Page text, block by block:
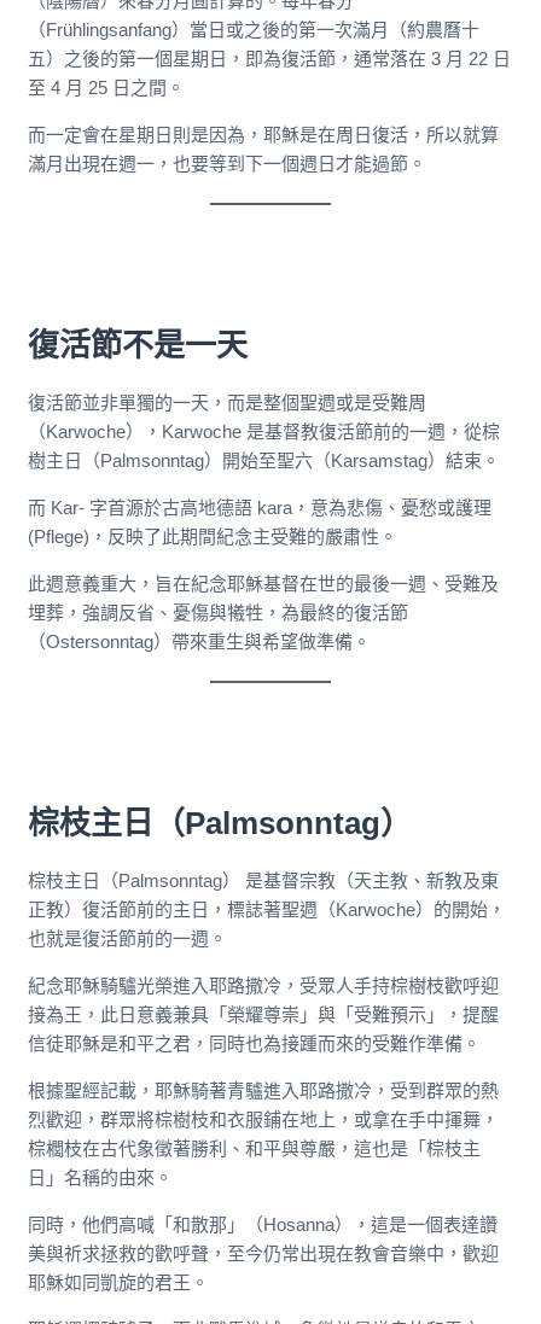
（Frühlingsanfang）當日或之後的第一次滿月（約農曆十
五）之後的第一個星期日，即為復活節，通常落在 3 月 22 日
至 4 月 25 日之間。
而一定會在星期日則是因為，耶穌是在周日復活，所以就算
滿月出現在週一，也要等到下一個週日才能過節。
復活節不是一天
復活節並非單獨的一天，而是整個聖週或是受難周
（Karwoche），Karwoche 是基督教復活節前的一週，從棕
樹主日（Palmsonntag）開始至聖六（Karsamstag）結束。
而 Kar- 字首源於古高地德語 kara，意為悲傷、憂愁或護理
(Pflege)，反映了此期間紀念主受難的嚴肅性。
此週意義重大，旨在紀念耶穌基督在世的最後一週、受難及
埋葬，強調反省、憂傷與犧牲，為最終的復活節
（Ostersonntag）帶來重生與希望做準備。
棕枝主日（Palmsonntag）
棕枝主日（Palmsonntag） 是基督宗教（天主教、新教及東
正教）復活節前的主日，標誌著聖週（Karwoche）的開始，
也就是復活節前的一週。
紀念耶穌騎驢光榮進入耶路撒冷，受眾人手持棕樹枝歡呼迎
接為王，此日意義兼具「榮耀尊崇」與「受難預示」，提醒
信徒耶穌是和平之君，同時也為接踵而來的受難作準備。
根據聖經記載，耶穌騎著青驢進入耶路撒冷，受到群眾的熱
烈歡迎，群眾將棕樹枝和衣服鋪在地上，或拿在手中揮舞，
棕櫚枝在古代象徵著勝利、和平與尊嚴，這也是「棕枝主
日」名稱的由來。
同時，他們高喊「和散那」（Hosanna），這是一個表達讚
美與祈求拯救的歡呼聲，至今仍常出現在教會音樂中，歡迎
耶穌如同凱旋的君王。